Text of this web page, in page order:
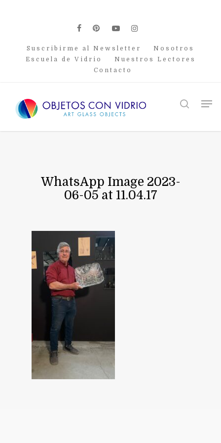
facebook
pinterest
youtubeinstagram
Suscribirme al Newsletter
Nosotros
Escuela de Vidrio
Nuestros Lectores
Contacto
search
WhatsApp Image 2023-
06-05 at 11.04.17